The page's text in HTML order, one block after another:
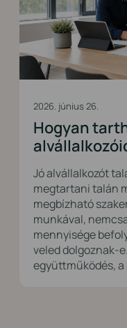
2026. június 26.
Hogyan
Jó alvállalkozót
megtartani talán
megbízható
munkával,
mennyisége
veled dolgoznak-
együttműködés,